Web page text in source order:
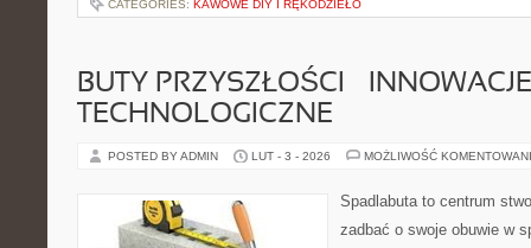
CATEGORIES: KAWOWE DIY I RĘKODZIEŁO
BUTY PRZYSZŁOŚCI – INNOWACJE
TECHNOLOGICZNE
POSTED BY ADMIN LUT - 3 - 2026 MOŻLIWOŚĆ
Spadlabuta to centrum
zadbać o swoje obuwie w